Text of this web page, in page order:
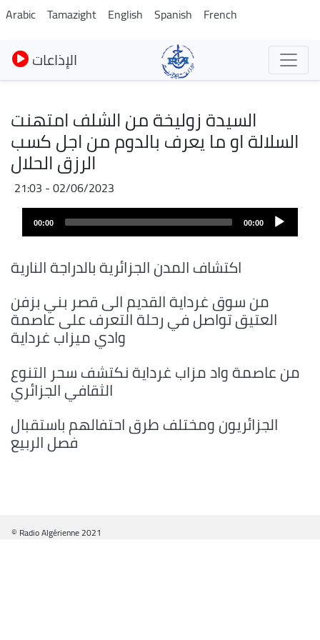
Skip
to
main
content
Arabic Tamazight English Spanish French
الإذاعات
السيدة زوليخة من الشلف امتهنت
السلالة او ما يعرف بالدوم من اجل كسب
الرزق الحلال
02/06/2023 - 21:03
Fichier
audio
00:00
00:00
اكتشاف المدن الجزائرية بالدراجة النارية
من سوق غرداية القديم الى قصر بني بزفن
العتيق تواصل في رحلة التعرف على عاصمة
وادي ميزاب غرداية
من عاصمة واد مزاب غرداية نكتشف سحر التنوع
الثقافي الجزائري
الجزائريون ومختلف طرق احتفالهم باستقبال
فصل الربيع
© Radio Algérienne 2021